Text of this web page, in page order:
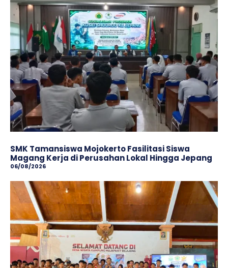
SMK Tamansiswa Mojokerto Fasilitasi Siswa
Magang Kerja di Perusahan Lokal Hingga Jepang
06/08/2026